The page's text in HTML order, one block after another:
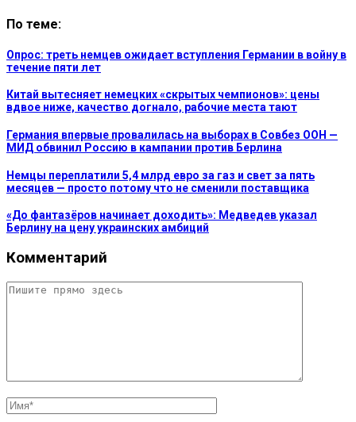
По теме:
Опрос: треть немцев ожидает вступления Германии в войну в
течение пяти лет
Китай вытесняет немецких «скрытых чемпионов»: цены
вдвое ниже, качество догнало, рабочие места тают
Германия впервые провалилась на выборах в Совбез ООН —
МИД обвинил Россию в кампании против Берлина
Немцы переплатили 5,4 млрд евро за газ и свет за пять
месяцев — просто потому что не сменили поставщика
«До фантазёров начинает доходить»: Медведев указал
Берлину на цену украинских амбиций
Комментарий